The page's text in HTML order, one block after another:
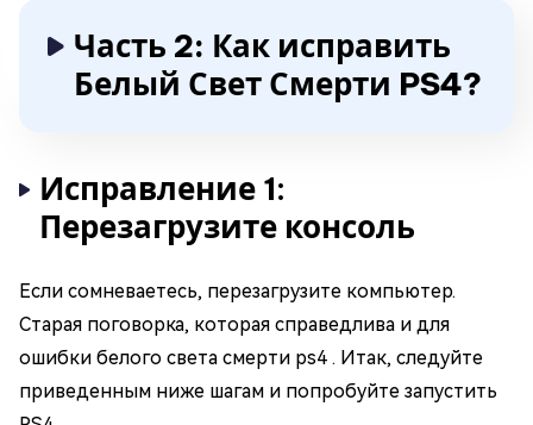
Часть 2: Как исправить
Белый Свет Смерти PS4?
Исправление 1:
Перезагрузите консоль
Если сомневаетесь, перезагрузите компьютер.
Старая поговорка, которая справедлива и для
ошибки белого света смерти ps4 . Итак, следуйте
приведенным ниже шагам и попробуйте запустить